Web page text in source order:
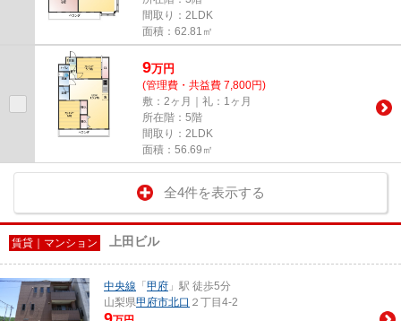
間取り：2LDK
面積：62.81㎡
9万円
(管理費・共益費 7,800円)
敷：2ヶ月｜礼：1ヶ月
所在階：5階
間取り：2LDK
面積：56.69㎡
全4件を表示する
賃貸｜マンション 上田ビル
中央線 「 甲府 」駅 徒歩5分
山梨県甲府市北口 ２丁目4-2